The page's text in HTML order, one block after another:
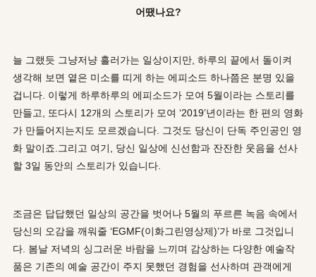
어땠나요?
늘 그랬듯 그냥저냥 흘러가는 일상이지만, 하루의 끝에서 돌이켜
생각해 보면 옅은 미소를 띠게 하는 에피소드 하나쯤은 분명 있을
겁니다. 이렇게 하루하루의 에피소드가 모여 5월이라는 스토리를
만들고, 또다시 12개의 스토리가 모여 ‘2019’년이라는 한 편의 영화
가 만들어지는지도 모르겠습니다. 그것도 당신이 단독 주인공인 영
화 말이죠.그리고 여기, 당신 일상에 신선함과 잔잔한 웃음을 선사
할 3일 동안의 스토리가 있습니다.
조금은 답답했던 일상의 공간을 벗어나 5월의 푸르른 녹음 속에서
당신의 오감을 깨워줄 ‘EGMF(이화그린영상제)’가 바로 그것입니
다. 봄날 저녁의 싱그러운 바람을 느끼며 감상하는 다양한 예술작
품은 기존의 예술 공간이 주지 못했던 경험을 선사하며 관객에게